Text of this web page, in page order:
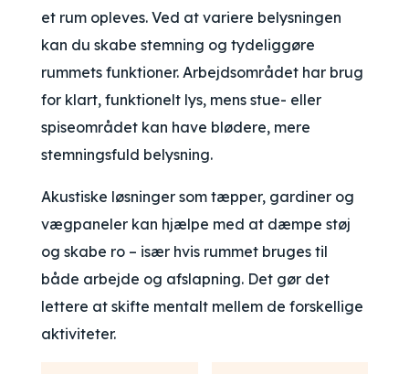
et rum opleves. Ved at variere belysningen
kan du skabe stemning og tydeliggøre
rummets funktioner. Arbejdsområdet har brug
for klart, funktionelt lys, mens stue- eller
spiseområdet kan have blødere, mere
stemningsfuld belysning.
Akustiske løsninger som tæpper, gardiner og
vægpaneler kan hjælpe med at dæmpe støj
og skabe ro – især hvis rummet bruges til
både arbejde og afslapning. Det gør det
lettere at skifte mentalt mellem de forskellige
aktiviteter.